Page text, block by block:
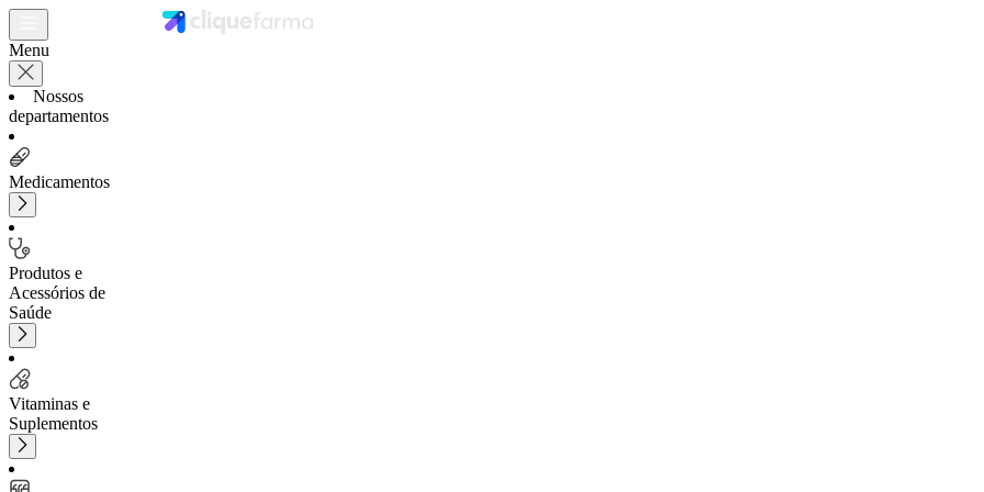
Menu
Nossos
departamentos
Medicamentos
Produtos e
Acessórios de
Saúde
Vitaminas e
Suplementos